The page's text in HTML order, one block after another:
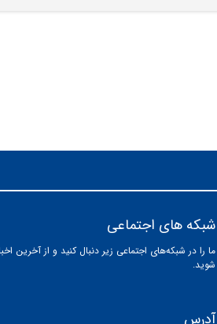
شبکه های اجتماعی
ما را در شبکه‌های اجتماعی زیر دنبال کنید و از آخرین
شوید.
آدرس